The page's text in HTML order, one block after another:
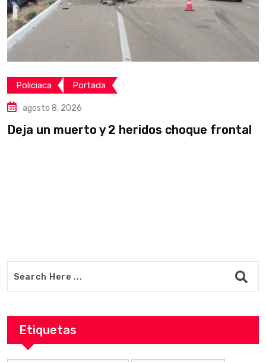
Policiaca Portada
agosto 8, 2026
Deja un muerto y 2 heridos choque frontal
Etiquetas